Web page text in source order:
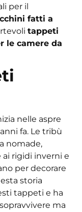
per il
fatti a
tappeti
le camere da
nelle aspre
fa. Le tribù
nomade,
rigidi inverni e
per decorare
storia
tappeti e ha
ma